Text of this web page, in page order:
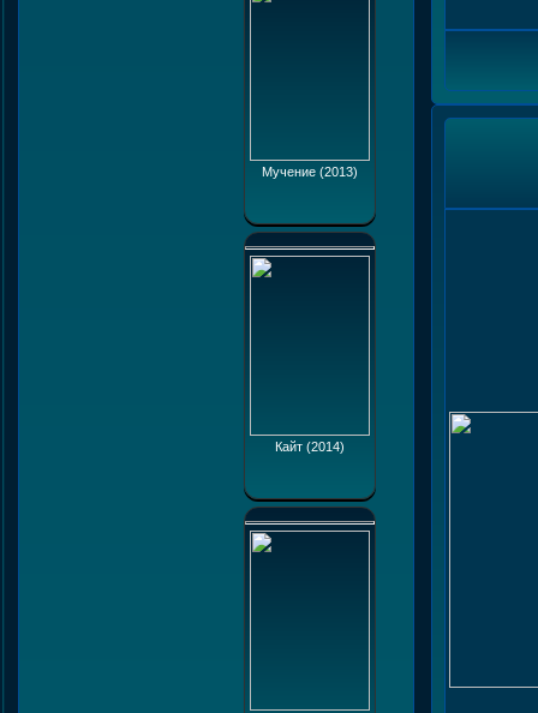
Мучение (2013)
Кайт (2014)